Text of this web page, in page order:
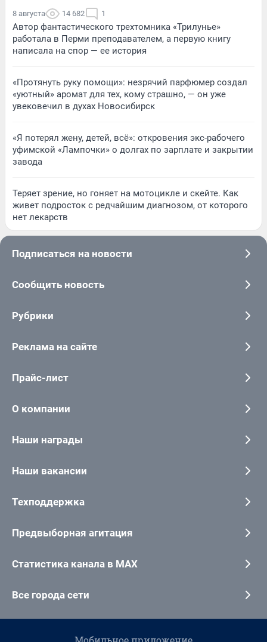
8 августа 14 682 1
Автор фантастического трехтомника «Трилунье»
работала в Перми преподавателем, а первую книгу
написала на спор — ее история
«Протянуть руку помощи»: незрячий парфюмер создал
«уютный» аромат для тех, кому страшно, — он уже
увековечил в духах Новосибирск
«Я потерял жену, детей, всё»: откровения экс-рабочего
уфимской «Лампочки» о долгах по зарплате и закрытии
завода
Теряет зрение, но гоняет на мотоцикле и скейте. Как
живет подросток с редчайшим диагнозом, от которого
нет лекарств
Подписаться на новости
Сообщить новость
Рубрики
Реклама на сайте
Прайс-лист
О компании
Наши награды
Наши вакансии
Техподдержка
Предвыборная агитация
Статистика канала в MAX
Все города сети